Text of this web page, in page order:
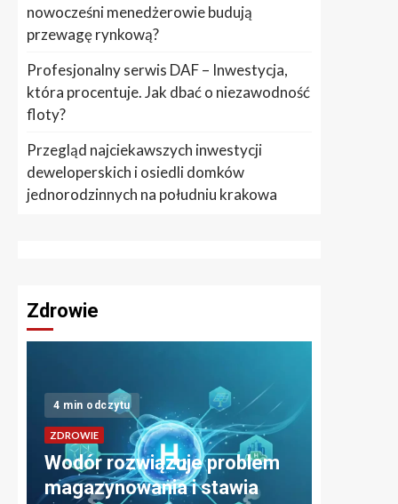
nowocześni menedżerowie budują
przewagę rynkową?
Profesjonalny serwis DAF – Inwestycja,
która procentuje. Jak dbać o niezawodność
floty?
Przegląd najciekawszych inwestycji
deweloperskich i osiedli domków
jednorodzinnych na południu krakowa
Zdrowie
4 min odczytu
ZDROWIE
Wodór rozwiązuje problem
magazynowania i stawia